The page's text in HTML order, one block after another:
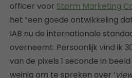
officer voor Storm Marketing
het “een goede ontwikkeling
IAB nu de internationale
overneemt. Persoonlijk vind ik
van de pixels 1 seconde in
weinig om te spreken over ‘